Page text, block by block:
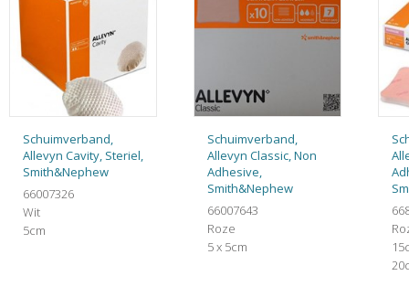
Schuimverband,
Allevyn Cavity, Steriel,
Smith&Nephew
66007326
Wit
5cm
Schuimverband,
Allevyn Classic, Non
Adhesive,
Smith&Nephew
66007643
Roze
5 x 5cm